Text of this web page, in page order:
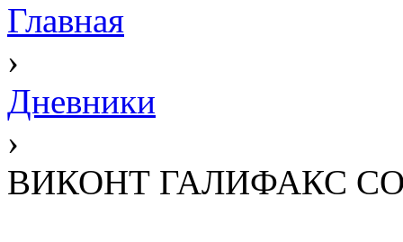
Главная
›
Дневники
›
ВИКОНТ ГАЛИФАКС